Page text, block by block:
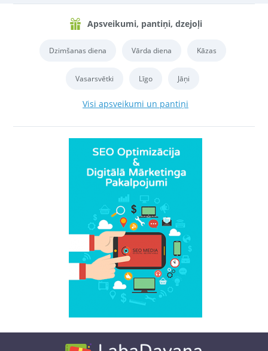
Apsveikumi, pantiņi, dzejoļi
Dzimšanas diena Vārda diena Kāzas
Vasarsvētki Līgo Jāņi
Visi apsveikumi un pantiņi